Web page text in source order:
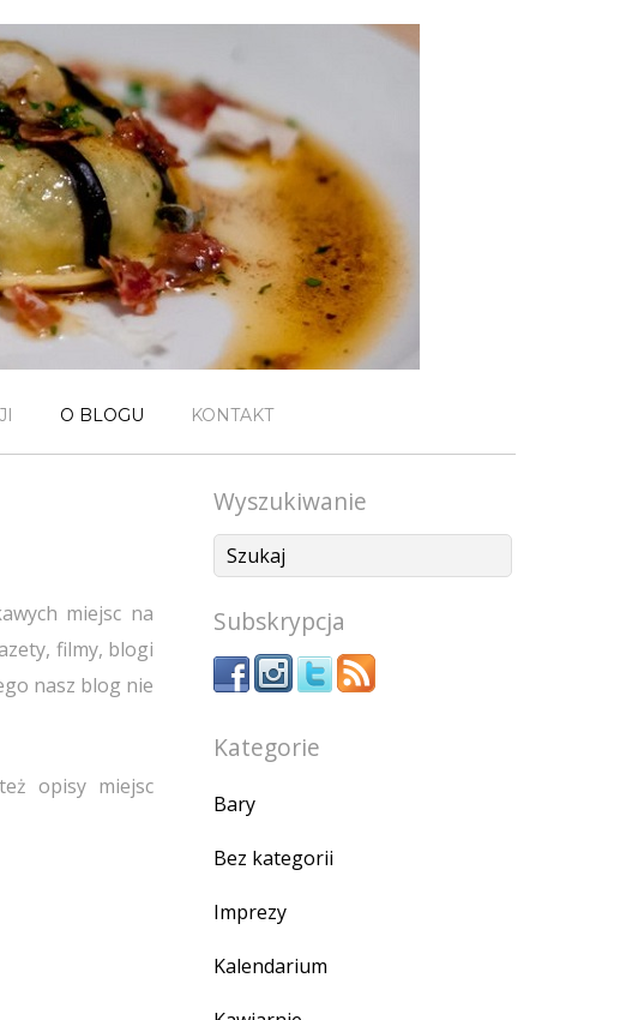
O BLOGU KONTAKT
miejsc na
filmy, blogi
nasz blog nie
opisy miejsc
Wyszukiwanie
Subskrypcja
Kategorie
Bary
Bez kategorii
Imprezy
Kalendarium